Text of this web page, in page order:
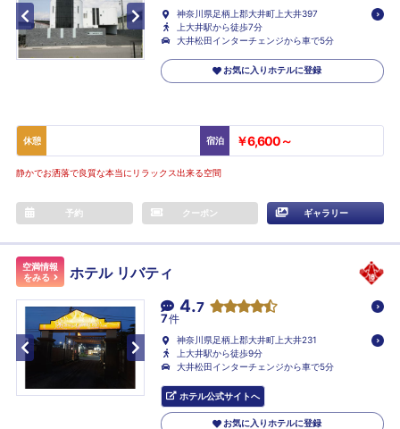
神奈川県足柄上郡大井町上大井397
上大井駅から徒歩7分
大井松田インターチェンジから車で5分
お気に入りホテルに登録
休憩 宿泊 ￥6,600～
静かでお洒落で良質な本当にリラックス出来る空間
予約 クーポン ギャラリー
空満情報
をみる
ホテル リバティ
4.7
7件
神奈川県足柄上郡大井町上大井231
上大井駅から徒歩9分
大井松田インターチェンジから車で5分
ホテル公式サイトへ
お気に入りホテルに登録